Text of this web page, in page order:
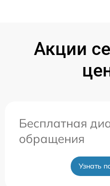
Акции
Бесплатная
обращения
Узнать